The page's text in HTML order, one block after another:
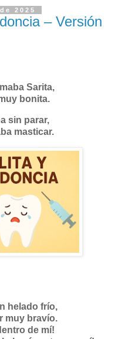
2025
– Versión
Sarita,
bonita.
sin parar,
masticar.
helado frío,
muy bravío.
de mí!